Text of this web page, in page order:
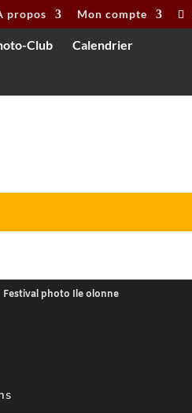
propos Mon compte
Club
Calendrier
Festival photo Ile olonne